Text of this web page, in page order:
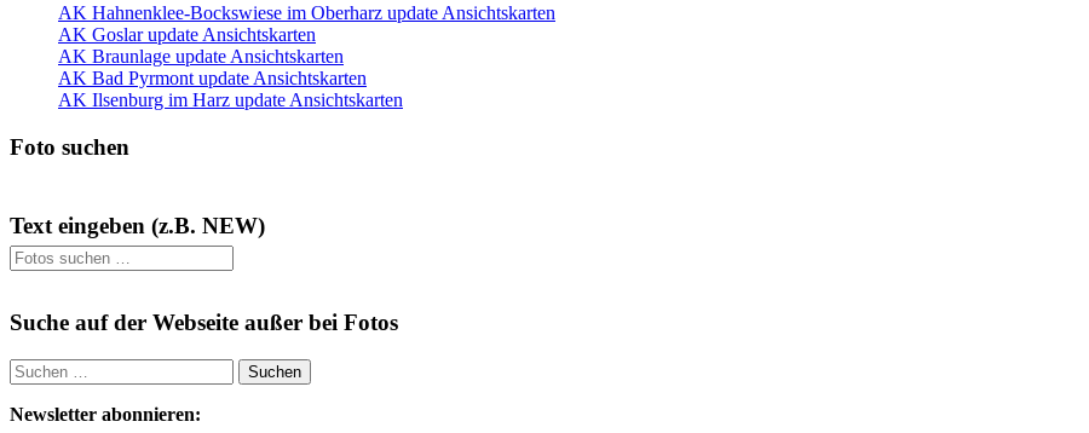
AK Hahnenklee-Bockswiese im Oberharz update Ansichtskarten
AK Goslar update Ansichtskarten
AK Braunlage update Ansichtskarten
AK Bad Pyrmont update Ansichtskarten
AK Ilsenburg im Harz update Ansichtskarten
Foto suchen
Text eingeben (z.B. NEW)
Suche auf der Webseite außer bei Fotos
Suchen
nach:
Newsletter abonnieren: